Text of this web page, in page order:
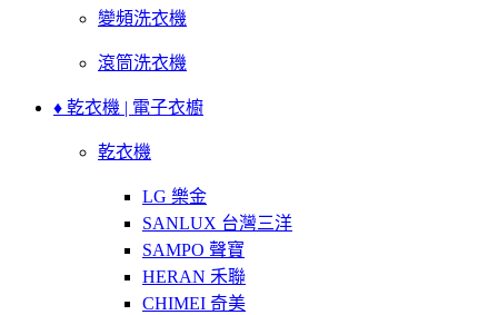
變頻洗衣機
滾筒洗衣機
♦ 乾衣機 | 電子衣櫥
乾衣機
LG 樂金
SANLUX 台灣三洋
SAMPO 聲寶
HERAN 禾聯
CHIMEI 奇美